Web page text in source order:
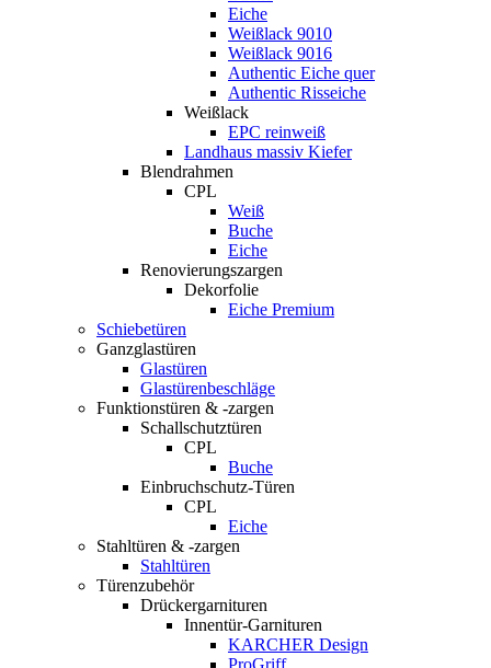
Eiche
Weißlack 9010
Weißlack 9016
Authentic Eiche quer
Authentic Risseiche
Weißlack
EPC reinweiß
Landhaus massiv Kiefer
Blendrahmen
CPL
Weiß
Buche
Eiche
Renovierungszargen
Dekorfolie
Eiche Premium
Schiebetüren
Ganzglastüren
Glastüren
Glastürenbeschläge
Funktionstüren & -zargen
Schallschutztüren
CPL
Buche
Einbruchschutz-Türen
CPL
Eiche
Stahltüren & -zargen
Stahltüren
Türenzubehör
Drückergarnituren
Innentür-Garnituren
KARCHER Design
ProGriff